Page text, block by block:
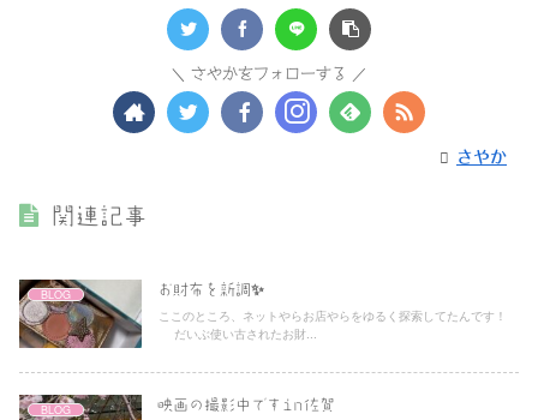
さやかをフォローする
さやか
関連記事
BLOG お財布を新調✨
ここのところ、ネットやらお店やらをゆるく探索してたんです！
だいぶ使い古されたお財...
BLOG 映画の撮影中ですin佐賀